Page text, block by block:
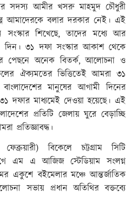
সদস্য আমীর খসরু মাহমুদ চৌধুরী
আমাদেরকে বলার দরকার নেই। এই
শিখেছে, তাদের মধ্যে আর
দিন। ৩১ দফা সংস্কার আকাশ থেকে
পেছনে অনেক বিতর্ক, আলোচনা ও
ঐক্যমতের ভিত্তিতেই আমরা ৩১
মানুষের আগামী দিনের
দফার মাধ্যমেই দেওয়া হয়েছে। এই
প্রতিটি জেলায় ঘুরে বেড়াচ্ছি
প্রতিজ্ঞাবদ্ধ।
বিকেলে চট্টগ্রাম সিটি
এম এ আজিজ স্টেডিয়াম সংলগ্ন
একুশে বইমেলার মঞ্চে আন্তর্জাতিক
সভায় প্রধান অতিথির বক্তব্যে